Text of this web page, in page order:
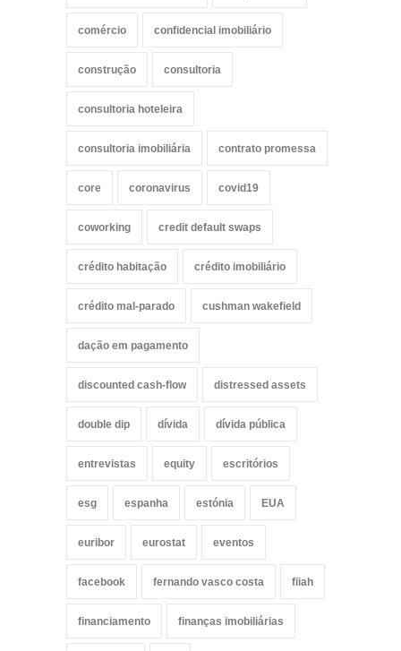
comércio confidencial imobiliário
construção consultoria
consultoria hoteleira
consultoria imobiliária contrato promessa
core coronavirus covid19
coworking credit default swaps
crédito habitação crédito imobiliário
crédito mal-parado cushman wakefield
dação em pagamento
discounted cash-flow distressed assets
double dip dívida dívida pública
entrevistas equity escritórios
esg espanha estónia EUA
euribor eurostat eventos
facebook fernando vasco costa fiiah
financiamento finanças imobiliárias